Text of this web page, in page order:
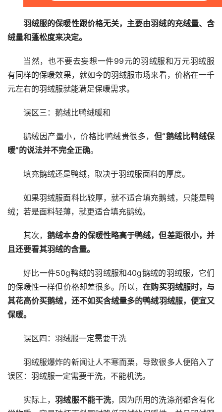
羽绒服的保暖性跟价格无关，主要由羽绒的充绒量、含
绒量和蓬松度来决定。
当然，也不要去妄想一件99元的羽绒服和万元羽绒服
有同样的保暖效果，就如今的羽绒服市场来看，价格在一千
元左右的羽绒服就能满足保暖需求。
误区三：鹅绒比鸭绒暖和
鹅绒因产量小，价格比鸭绒贵很多， 但“鹅绒比鸭绒保
暖”的说法并不完全正确。
填充鹅绒还是鸭绒，取决于羽绒服面料的厚度。
如果羽绒服面料比较厚，就不适合填充鹅绒，只能是鸭
绒；若是面料轻薄，就更适合填充鹅绒。
其次，鹅绒本身的保暖性略高于鸭绒，但差距很小，并
且还要看其羽绒的含量。
好比一件50g鸭绒的羽绒服和40g鹅绒的羽绒服，它们
的保暖性一样但价格却差很多。所以，在购买羽绒服时，与
其花高价买鹅绒，还不如买含绒量多的鸭绒羽绒服，便宜又
保暖。
误区四：羽绒服一定需要干洗
羽绒服爆炸的新闻让人不寒而栗，导致很多人便陷入了
误区：羽绒服一定需要干洗，不能机洗。
实际上，羽绒服不能干洗，因为所用的洗涤剂都含有化